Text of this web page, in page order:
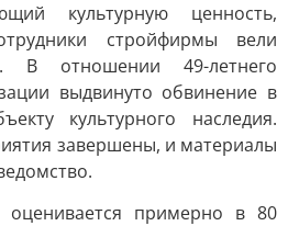
культурную ценность,
стройфирмы вели
В отношении 49-летнего
выдвинуто обвинение в
культурного наследия.
завершены, и материалы
примерно в 80